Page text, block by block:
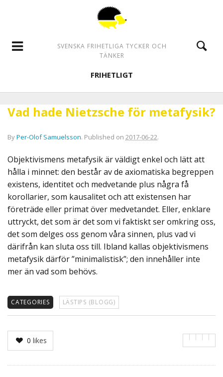
SVENSKA FRIHETLIGA TYCKER OCH
TÄNKER
FRIHETLIGT
Vad hade Nietzsche för metafysik?
ByPer-Olof Samuelsson. Published on 2017-06-22.
Objektivismens metafysik är väldigt enkel och lätt att
hålla i minnet: den består av de axiomatiska begreppen
existens, identitet och medvetande plus några få
korollarier, som kausalitet och att existensen har
företräde eller primat över medvetandet. Eller, enklare
uttryckt, det som är det som vi faktiskt ser omkring oss,
det som delges oss genom våra sinnen, plus vad vi
därifrån kan sluta oss till. Ibland kallas objektivismens
metafysik därför ”minimalistisk”; den innehåller inte
mer än vad som behövs.
CATEGORIES LÄSTIPS (BLOGG)
0 likes